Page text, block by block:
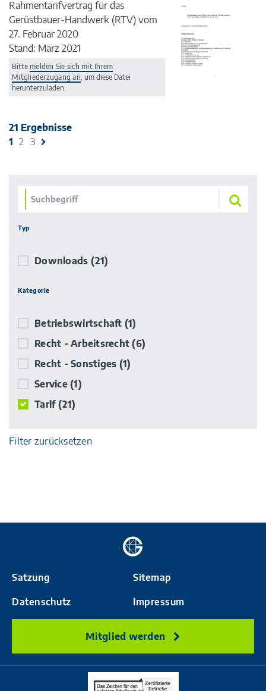
Rahmentarifvertrag für das
Gerüstbauer-Handwerk (RTV) vom
27. Februar 2020
Stand: März 2021
Bitte melden Sie sich mit Ihrem
Mitgliederzugang an, um diese Datei
herunterzuladen.
21 Ergebnisse
1 2 3
Typ
Downloads (21)
Kategorie
Betriebswirtschaft (1)
Recht - Arbeitsrecht(6)
Recht - Sonstiges (1)
Service (1)
Tarif (21)
Filter zurücksetzen
Zur
Startseite
Satzung Sitemap
Datenschutz Impressum
Mitglied werden